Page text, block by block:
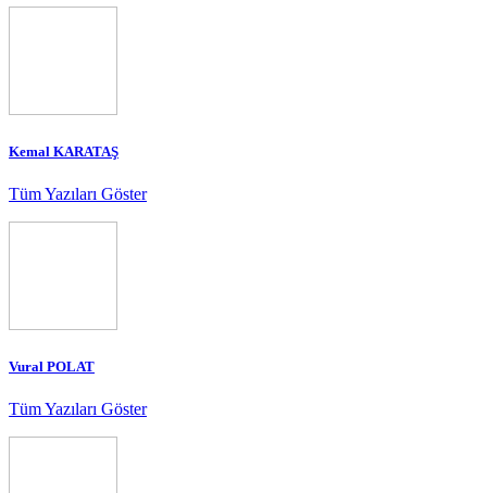
Kemal KARATAŞ
Tüm Yazıları Göster
Vural POLAT
Tüm Yazıları Göster